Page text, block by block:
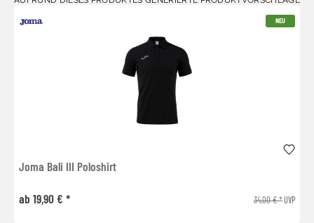
NEU
Joma Bali III Poloshirt
ab 19,90 € * 34,00 € *UVP